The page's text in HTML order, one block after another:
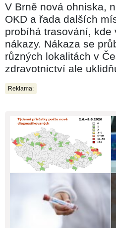
V Brně nová ohniska,
OKD a řada dalších
probíhá trasování, kde
nákazy. Nákaza se
různých lokalitách v
zdravotnictví ale
Reklama: